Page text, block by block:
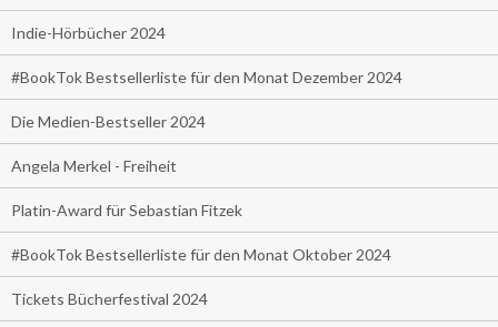
Indie-Hörbücher 2024
#BookTok Bestsellerliste für den Monat Dezember 2024
Die Medien-Bestseller 2024
Angela Merkel - Freiheit
Platin-Award für Sebastian Fitzek
#BookTok Bestsellerliste für den Monat Oktober 2024
Tickets Bücherfestival 2024